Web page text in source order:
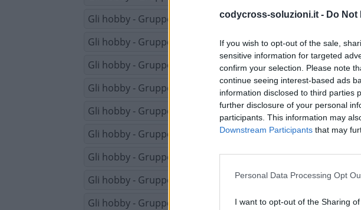
codycross-soluzioni.it - Do
If you wish to opt-out of the sale,
sensitive information for targeted
confirm your selection. Please note
continue seeing interest-based ads
information disclosed to third parties
further disclosure of your personal
participants. This information may
Downstream Participants that may
Personal Data Processing Opt
I want to opt-out of the Sharing
Gli hobby - Gruppo 1405 - Puzzle 2
Gli hobby - Gruppo 1405 - Puzzle 3
Gli hobby - Gruppo 1405 - Puzzle 4
Gli hobby - Gruppo 1405 - Puzzle 5
Gli hobby - Gruppo 1406 - Puzzle 1
Gli hobby - Gruppo 1406 - Puzzle 2
Gli hobby - Gruppo 1406 - Puzzle 3
Gli hobby - Gruppo 1406 - Puzzle 4
Gli hobby - Gruppo 1406 - Puzzle 5